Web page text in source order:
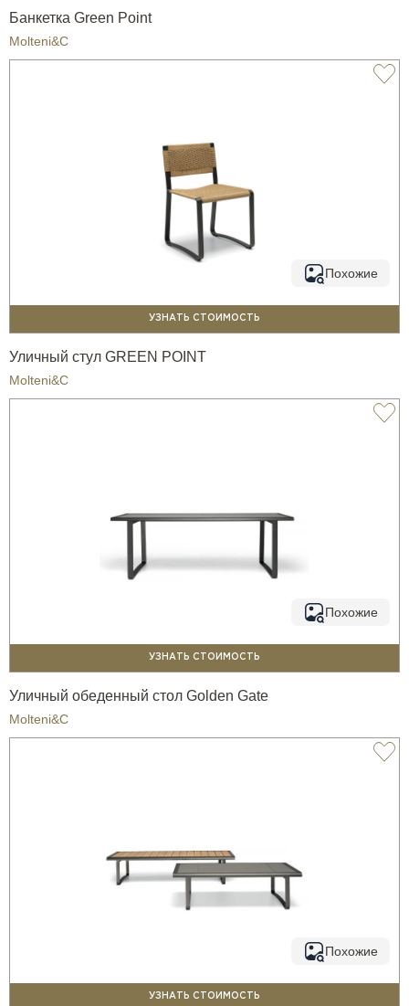
Банкетка Green Point
Molteni&C
Похожие
УЗНАТЬ СТОИМОСТЬ
Уличный стул GREEN POINT
Molteni&C
Похожие
УЗНАТЬ СТОИМОСТЬ
Уличный обеденный стол Golden Gate
Molteni&C
Похожие
УЗНАТЬ СТОИМОСТЬ